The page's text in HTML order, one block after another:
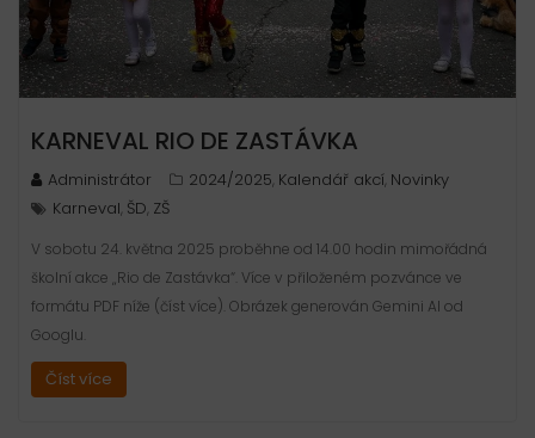
KARNEVAL RIO DE ZASTÁVKA
Administrátor 2024/2025 Kalendář akcí Novinky
Karneval ŠD ZŠ
V sobotu 24. května 2025 proběhne od 14.00 hodin mimořádná
školní akce „Rio de Zastávka“. Více v přiloženém pozvánce ve
formátu PDF níže (číst více). Obrázek generován Gemini AI od
Googlu.
Číst více